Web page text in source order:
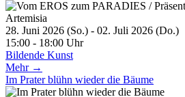
28. Juni 2026 (So.) - 02. Juli 2026 (Do.)
15:00 - 18:00 Uhr
Bildende Kunst
Mehr →
Im Prater blühn wieder die Bäume